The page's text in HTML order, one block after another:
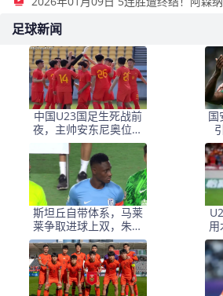
足球新闻
中国U23国足生死战前
夜，主帅安东尼奥位置
悬疑，三名悍将火线归
队
国
斯坦丘自带体系，马莱
莱争取进球上双，朱鹏
宇竞争主力，大连变国
脚基地
用
蒯